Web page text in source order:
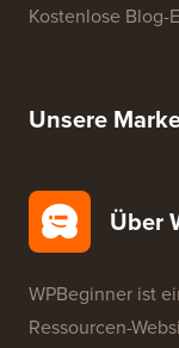
Kostenlose Blog-
Unsere
Über
WPBeginner ist
Ressourcen-